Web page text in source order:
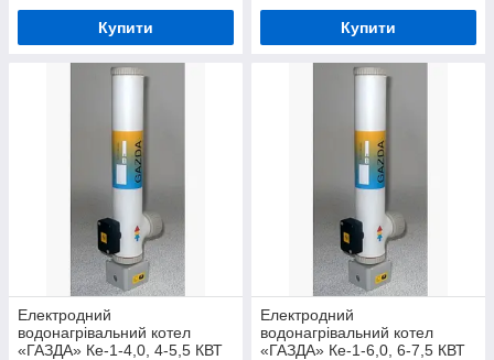
Купити Купити
Електродний
водонагрівальний котел
«ГАЗДА» Ке-1-4,0, 4-5,5 КВТ
Електродний
водонагрівальний котел
«ГАЗДА» Ке-1-6,0, 6-7,5 КВТ